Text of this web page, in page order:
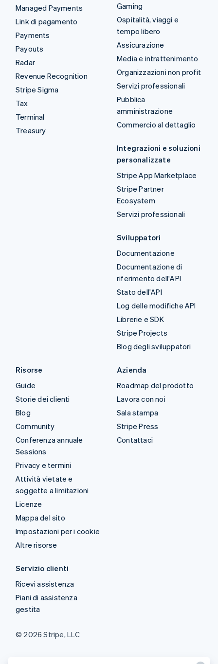
Managed Payments
Link di pagamento
Payments
Payouts
Radar
Revenue Recognition
Stripe Sigma
Tax
Terminal
Treasury
Gaming
Ospitalità, viaggi e
tempo libero
Assicurazione
Media e intrattenimento
Organizzazioni non profit
Servizi professionali
Pubblica
amministrazione
Commercio al dettaglio
Integrazioni e soluzioni
personalizzate
Stripe App Marketplace
Stripe Partner
Ecosystem
Servizi professionali
Sviluppatori
Documentazione
Documentazione di
riferimento dell'API
Stato dell'API
Log delle modifiche API
Librerie e SDK
Stripe Projects
Blog degli sviluppatori
Risorse
Guide
Storie dei clienti
Blog
Community
Conferenza annuale
Sessions
Privacy e termini
Attività vietate e
soggette a limitazioni
Licenze
Mappa del sito
Impostazioni per i cookie
Altre risorse
Azienda
Roadmap del prodotto
Lavora con noi
Sala stampa
Stripe Press
Contattaci
Servizio clienti
Ricevi assistenza
Piani di assistenza
gestita
© 2026 Stripe, LLC